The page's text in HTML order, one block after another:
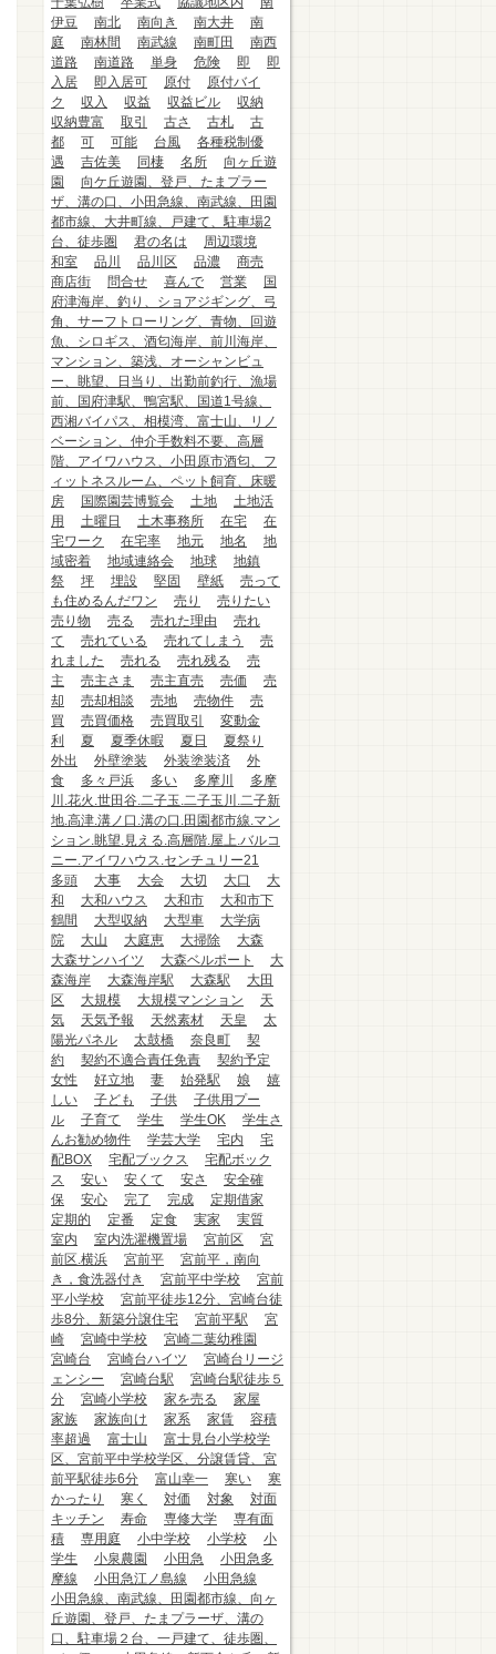
伊豆
南北 南向き 南大井
南
庭
南林間 南武線 南町田
南西
道路
南道路 単身 危険 即
即
入居
即入居可 原付
原付バイ
ク
収入 収益 収益ビル
収納
収納豊富
取引 古さ 古札
古
都
可 可能 台風
各種税制優
遇
吉佐美 同棲 名所
向ヶ丘遊
園
向ケ丘遊園、登戸、たまプラー
ザ、溝の口、小田急線、南武線、田園
都市線、大井町線、戸建て、駐車場2
台、徒歩圏
君の名は
周辺環境
和室
品川 品川区 品濃
商売
商店街
問合せ 喜んで 営業
国
府津海岸、釣り、ショアジギング、弓
角、サーフトローリング、青物、回遊
魚、シロギス、酒匂海岸、前川海岸、
マンション、築浅、オーシャンビュ
ー、眺望、日当り、出勤前釣行、漁場
前、国府津駅、鴨宮駅、国道1号線、
西湘バイパス、相模湾、富士山、リノ
ベーション、仲介手数料不要、高層
階、アイワハウス、小田原市酒匂、フ
ィットネスルーム、ペット飼育、床暖
房
国際園芸博覧会 土地
土地活
用
土曜日 土木事務所 在宅
在
宅ワーク
在宅率 地元 地名
地
域密着
地域連絡会 地球
地鎮
祭
坪 埋設 堅固 壁紙
売って
も住めるんだワン
売り
売りたい
売り物
売る 売れた理由
売れ
て
売れている 売れてしまう
売
れました
売れる 売れ残る
売
主
売主さま 売主直売 売価
売
却
売却相談 売地 売物件
売
買
売買価格 売買取引
変動金
利
夏 夏季休暇 夏日
夏祭り
外出
外壁塗装 外装塗装済
外
食
多々戸浜 多い 多摩川
多摩
川.花火.世田谷.二子玉.二子玉川.二子新
地.高津.溝ノ口.溝の口.田園都市線.マン
ション.眺望.見える.高層階.屋上.バルコ
ニー.アイワハウス.センチュリー21
多頭
大事 大会 大切 大口
大
和
大和ハウス 大和市
大和市下
鶴間
大型収納 大型車
大学病
院
大山 大庭恵 大掃除
大森
大森サンハイツ
大森ベルポート
大
森海岸
大森海岸駅 大森駅
大田
区
大規模 大規模マンション
天
気
天気予報 天然素材 天皇
太
陽光パネル
太鼓橋 奈良町
契
約
契約不適合責任免責
契約予定
女性
好立地 妻 始発駅 娘
嬉
しい
子ども 子供
子供用プー
ル
子育て 学生 学生OK
学生さ
んお勧め物件
学芸大学 宅内
宅
配BOX
宅配ブックス
宅配ボック
ス
安い 安くて 安さ
安全確
保
安心 完了 完成
定期借家
定期的
定番 定食 実家
実質
室内
室内洗濯機置場 宮前区
宮
前区.横浜
宮前平
宮前平，南向
き，食洗器付き
宮前平中学校
宮前
平小学校
宮前平徒歩12分、宮崎台徒
歩8分、新築分譲住宅
宮前平駅
宮
崎
宮崎中学校
宮崎二葉幼稚園
宮崎台
宮崎台ハイツ
宮崎台リージ
ェンシー
宮崎台駅
宮崎台駅徒歩５
分
宮崎小学校 家を売る
家屋
家族
家族向け 家系 家賃
容積
率超過
富士山
富士見台小学校学
区、宮前平中学校学区、分譲賃貸、宮
前平駅徒歩6分
富山幸一 寒い
寒
かったり
寒く 対価 対象
対面
キッチン
寿命 専修大学
専有面
積
専用庭 小中学校 小学校
小
学生
小泉農園 小田急
小田急多
摩線
小田急江ノ島線
小田急線
小田急線、南武線、田園都市線、向ヶ
丘遊園、登戸、たまプラーザ、溝の
口、駐車場２台、一戸建て、徒歩圏、